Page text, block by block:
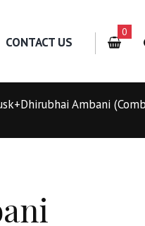
CONTACT US
0
Ambani